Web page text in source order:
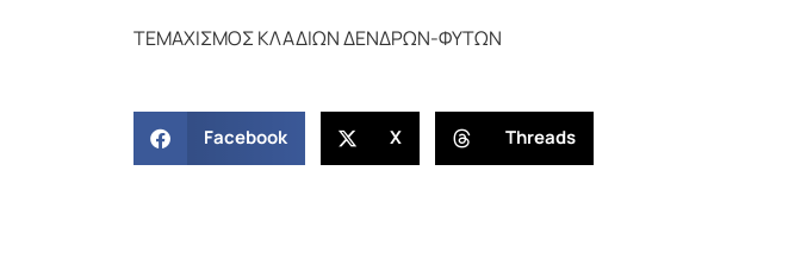
ΤΕΜΑΧΙΣΜΟΣ ΚΛΑΔΙΩΝ ΔΕΝΔΡΩΝ-ΦΥΤΩΝ
Facebook X Threads